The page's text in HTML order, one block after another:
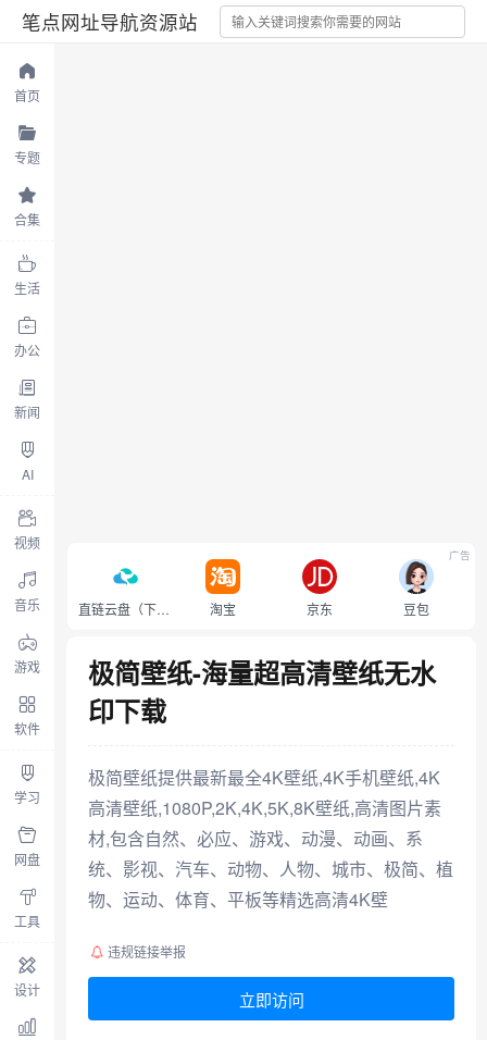
笔点网址导航资源站
首页
专题
合集
生活
办公
新闻
AI
视频
音乐
游戏
软件
学习
网盘
工具
设计
直链云盘（下载不限速） 淘宝 京东 豆包
广告
极简壁纸-海量超高清壁纸无水
印下载
极简壁纸提供最新最全4K壁纸,4K手机壁纸,4K
高清壁纸,1080P,2K,4K,5K,8K壁纸,高清图片素
材,包含自然、必应、游戏、动漫、动画、系
统、影视、汽车、动物、人物、城市、极简、植
物、运动、体育、平板等精选高清4K壁
违规链接举报
立即访问